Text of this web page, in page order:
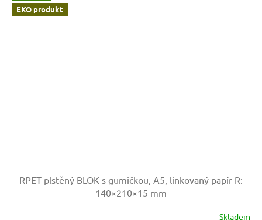
EKO produkt
RPET plstěný BLOK s gumičkou, A5, linkovaný papír R:
140×210×15 mm
Skladem